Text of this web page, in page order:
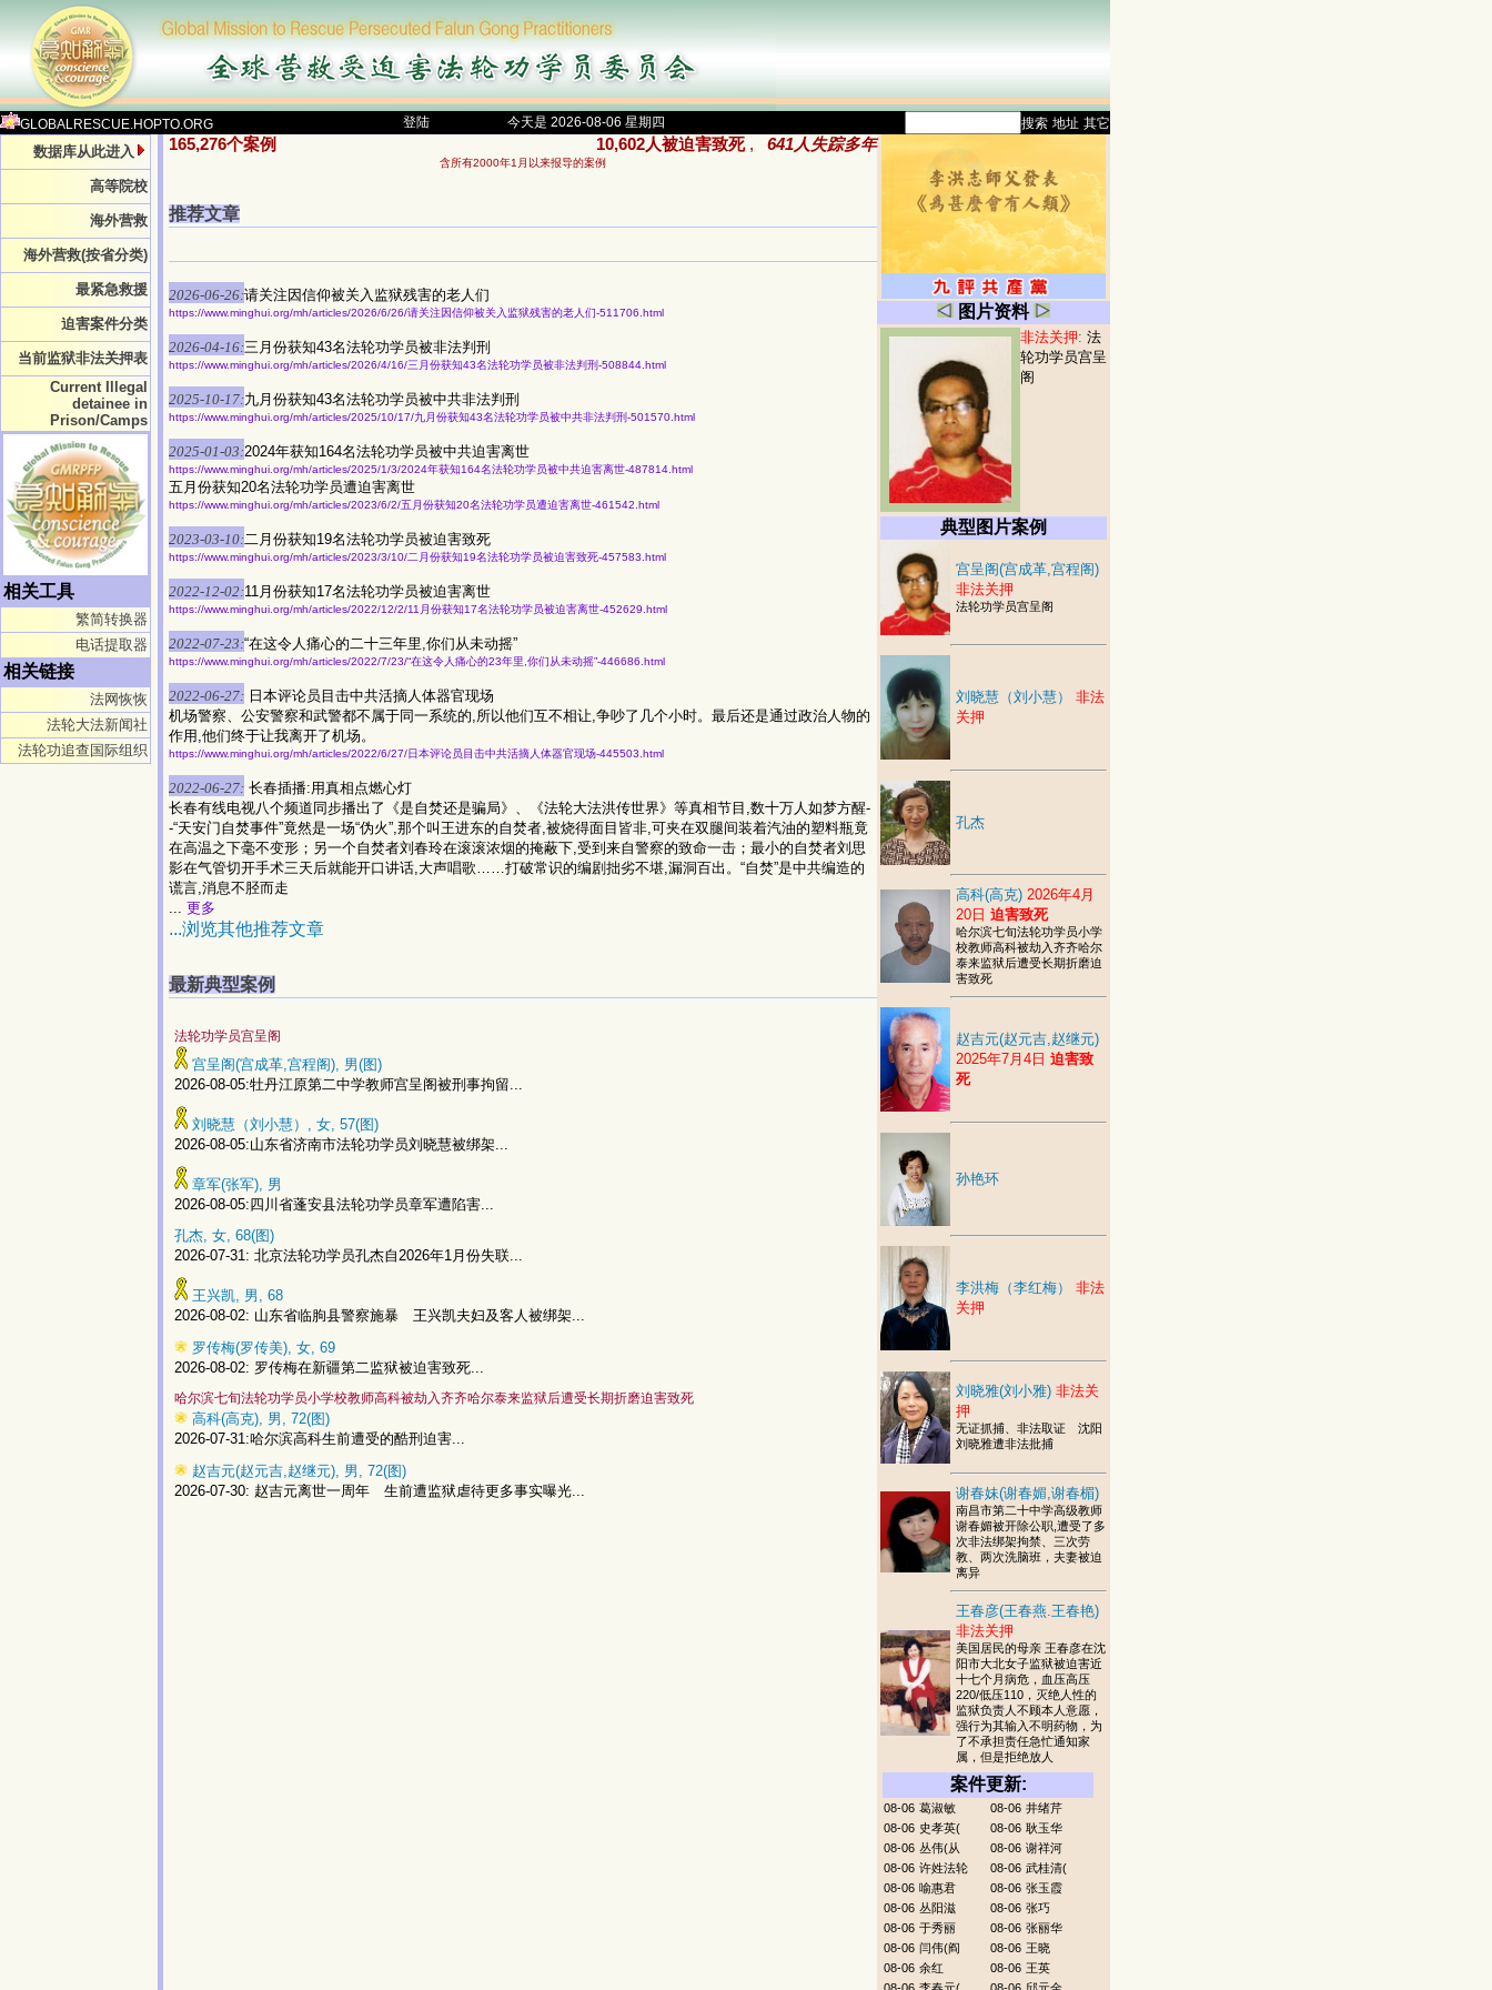
GLOBALRESCUE.HOPTO.ORG 登陆 今天是 2026-08-06 星期四 搜索 地址 其它
数据库从此进入
高等院校
海外营救
海外营救(按省分类)
最紧急救援
迫害案件分类
当前监狱非法关押表
Current Illegal
detainee in
Prison/Camps
相关工具
繁简转换器
电话提取器
相关链接
法网恢恢
法轮大法新闻社
法轮功追查国际组织
165,276个案例 10,602人被迫害致死 , 641人失踪多年
含所有2000年1月以来报导的案例
推荐文章
2026-06-26:请关注因信仰被关入监狱残害的老人们
https://www.minghui.org/mh/articles/2026/6/26/请关注因信仰被关入监狱残害的老人们-511706.html
2026-04-16:三月份获知43名法轮功学员被非法判刑
https://www.minghui.org/mh/articles/2026/4/16/三月份获知43名法轮功学员被非法判刑-508844.html
2025-10-17:九月份获知43名法轮功学员被中共非法判刑
https://www.minghui.org/mh/articles/2025/10/17/九月份获知43名法轮功学员被中共非法判刑-501570.html
2025-01-03:2024年获知164名法轮功学员被中共迫害离世
https://www.minghui.org/mh/articles/2025/1/3/2024年获知164名法轮功学员被中共迫害离世-487814.html
五月份获知20名法轮功学员遭迫害离世
https://www.minghui.org/mh/articles/2023/6/2/五月份获知20名法轮功学员遭迫害离世-461542.html
2023-03-10: 二月份获知19名法轮功学员被迫害致死
https://www.minghui.org/mh/articles/2023/3/10/二月份获知19名法轮功学员被迫害致死-457583.html
2022-12-02:11月份获知17名法轮功学员被迫害离世
https://www.minghui.org/mh/articles/2022/12/2/11月份获知17名法轮功学员被迫害离世-452629.html
2022-07-23:“在这令人痛心的二十三年里,你们从未动摇”
https://www.minghui.org/mh/articles/2022/7/23/“在这令人痛心的23年里,你们从未动摇”-446686.html
2022-06-27: 日本评论员目击中共活摘人体器官现场
机场警察、公安警察和武警都不属于同一系统的,所以他们互不相让,争吵了几个小时。最后还是通过政治人物的
作用,他们终于让我离开了机场。
https://www.minghui.org/mh/articles/2022/6/27/日本评论员目击中共活摘人体器官现场-445503.html
2022-06-27: 长春插播:用真相点燃心灯
长春有线电视八个频道同步播出了《是自焚还是骗局》、《法轮大法洪传世界》等真相节目,数十万人如梦方醒-
-“天安门自焚事件”竟然是一场“伪火”,那个叫王进东的自焚者,被烧得面目皆非,可夹在双腿间装着汽油的塑料瓶竟
在高温之下毫不变形；另一个自焚者刘春玲在滚滚浓烟的掩蔽下,受到来自警察的致命一击；最小的自焚者刘思
影在气管切开手术三天后就能开口讲话,大声唱歌……打破常识的编剧拙劣不堪,漏洞百出。“自焚”是中共编造的
谎言,消息不胫而走
更多
...浏览其他推荐文章
最新典型案例
法轮功学员宫呈阁
宫呈阁(宫成革,宫程阁), 男(图)
2026-08-05:牡丹江原第二中学教师宫呈阁被刑事拘留...
刘晓慧（刘小慧）, 女, 57(图)
2026-08-05:山东省济南市法轮功学员刘晓慧被绑架...
章军(张军), 男
2026-08-05:四川省蓬安县法轮功学员章军遭陷害...
孔杰, 女, 68(图)
2026-07-31: 北京法轮功学员孔杰自2026年1月份失联...
王兴凯, 男, 68
2026-08-02: 山东省临朐县警察施暴 王兴凯夫妇及客人被绑架...
罗传梅(罗传美), 女, 69
2026-08-02: 罗传梅在新疆第二监狱被迫害致死...
哈尔滨七旬法轮功学员小学校教师高科被劫入齐齐哈尔泰来监狱后遭受长期折磨迫害致死
高科(高克), 男, 72(图)
2026-07-31:哈尔滨高科生前遭受的酷刑迫害...
赵吉元(赵元吉,赵继元), 男, 72(图)
2026-07-30: 赵吉元离世一周年 生前遭监狱虐待更多事实曝光...
图片资料
非法关押: 法
轮功学员宫呈
阁
典型图片案例
宫呈阁(宫成革,宫程阁)
非法关押
法轮功学员宫呈阁
刘晓慧（刘小慧） 非法
关押
孔杰
高科(高克) 2026年4月
20日 迫害致死
哈尔滨七旬法轮功学员小学
校教师高科被劫入齐齐哈尔
泰来监狱后遭受长期折磨迫
害致死
赵吉元(赵元吉,赵继元)
2025年7月4日 迫害致
死
孙艳环
李洪梅（李红梅） 非法
关押
刘晓雅(刘小雅) 非法关
押
无证抓捕、非法取证 沈阳
刘晓雅遭非法批捕
谢春妹(谢春媚,谢春楣)
南昌市第二十中学高级教师
谢春媚被开除公职,遭受了多
次非法绑架拘禁、三次劳
教、两次洗脑班，夫妻被迫
离异
王春彦(王春燕.王春艳)
非法关押
美国居民的母亲 王春彦在沈
阳市大北女子监狱被迫害近
十七个月病危，血压高压
220/低压110，灭绝人性的
监狱负责人不顾本人意愿，
强行为其输入不明药物，为
了不承担责任急忙通知家
属，但是拒绝放人
案件更新:
08-06 葛淑敏 08-06 井绪芹
08-06 史孝英( 08-06 耿玉华
08-06 丛伟(从 08-06 谢祥河
08-06 许姓法轮 08-06 武桂清(
08-06 喻惠君 08-06 张玉霞
08-06 丛阳滋 08-06 张巧
08-06 于秀丽 08-06 张丽华
08-06 闫伟(阎 08-06 王晓
08-06 余红 08-06 王英